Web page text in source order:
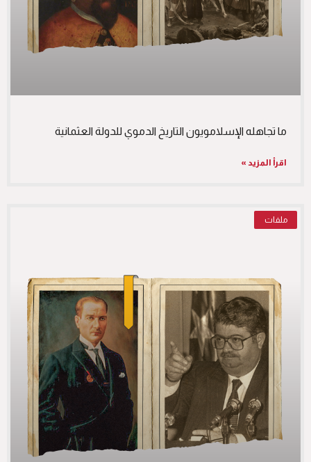
ما تجاهله الإسلامويون التاريخ الدموي للدولة العثمانية
اقرأ المزيد »
ملفات